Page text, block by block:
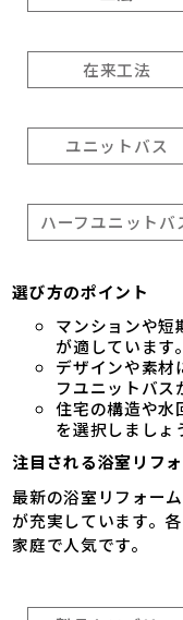
在来工法
ユニットバス
ハーフユニットバ
選び方のポイント
マンションや短
が適しています。
デザインや素材
フユニットバス
住宅の構造や水
を選択しましょ
注目される浴室リフ
最新の浴室リフォー
が充実しています。
家庭で人気です。